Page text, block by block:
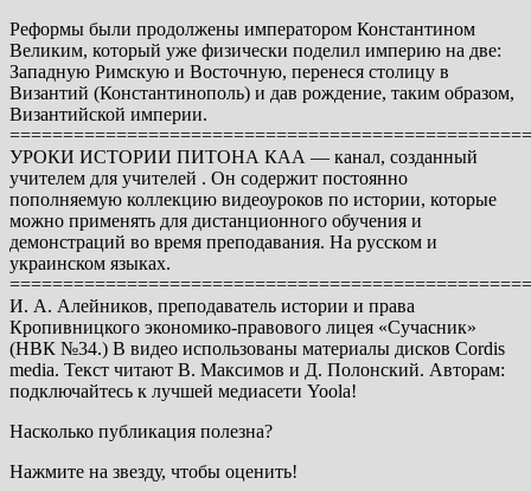
Реформы были продолжены императором Константином
Великим, который уже физически поделил империю на две:
Западную Римскую и Восточную, перенеся столицу в
Византий (Константинополь) и дав рождение, таким образом,
Византийской империи.
УРОКИ ИСТОРИИ ПИТОНА КАА — канал, созданный
учителем для учителей . Он содержит постоянно
пополняемую коллекцию видеоуроков по истории, которые
можно применять для дистанционного обучения и
демонстраций во время преподавания. На русском и
украинском языках.
И. А. Алейников, преподаватель истории и права
Кропивницкого экономико-правового лицея «Сучасник»
(НВК №34.) В видео использованы материалы дисков Cordis
media. Текст читают В. Максимов и Д. Полонский. Авторам:
подключайтесь к лучшей медиасети Yoola!
Насколько публикация полезна?
Нажмите на звезду, чтобы оценить!